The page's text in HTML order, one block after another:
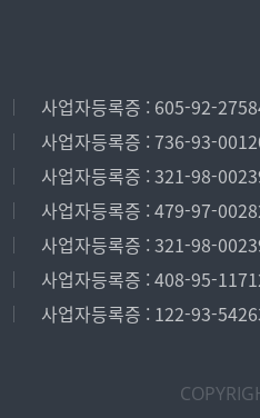
사업자등록증 : 605-92-
사업자등록증 : 736-93-
사업자등록증 : 321-98-
사업자등록증 : 479-97-
사업자등록증 : 321-98-
사업자등록증 : 408-95-
사업자등록증 : 122-93-